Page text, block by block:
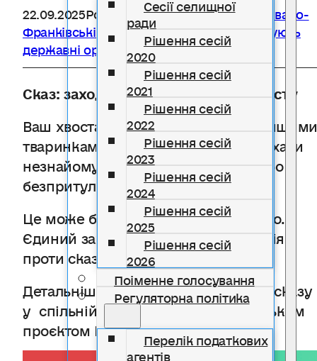
ради
Рішення сесій
2020
Рішення сесій
2021
Рішення сесій
2022
Рішення сесій
2023
Рішення сесій
2024
Рішення сесій
2025
Рішення сесій
2026
Поіменне голосування
Регуляторна політика
Перелік податкових
агентів
22.09.2025Розділ Держспоживслужби в Івано-
Франківській області інформує Інформують
державні органи
Сказ: заходи профілактики та захисту
Ваш хвостатик любить дружити з
тваринками? І завжди біжить понюхати
незнайому тваринку? Домашню або
безпритульну?.
Це може бути для нього небезпечно.
Єдиний захист – щорічна вакцинація
проти сказу.
Детальніше про заходи захисту від сказу
у спільній інфографіці з європейським
проєктом EU4SaferFood